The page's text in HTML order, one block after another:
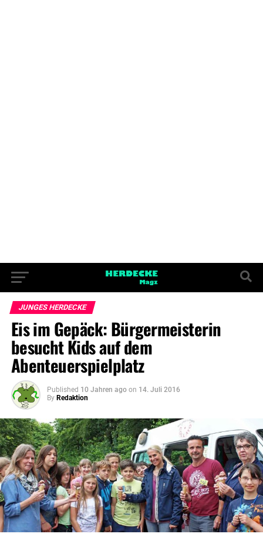
JUNGES HERDECKE
Eis im Gepäck: Bürgermeisterin
besucht Kids auf dem
Abenteuerspielplatz
Published 10 Jahren ago on 14. Juli 2016
By Redaktion